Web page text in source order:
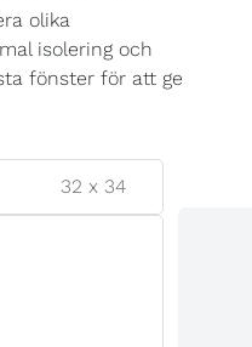
olika
isolering och
fönster för att ge
32 x 34